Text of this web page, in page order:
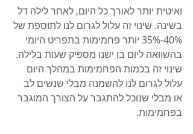
ואיטית יותר לאורך כל היום, לאחר לילה דל
בשינה. שינוי זה עלול לגרום לנו לתוספת של
40%-35% יותר פחמימות בתפריט היומי
בהשוואה ליום בו ישנו מספיק שעות בלילה.
שינוי זה בכמות הפחמימות במהלך היום
עלול לגרום לנו להשמנה מבלי שנשים לב
או מבלי שנוכל להתגבר על הצורך המוגבר
בפחמימות.